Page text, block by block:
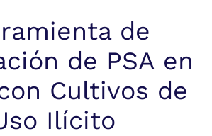
de
de PSA en
Cultivos de
Ilícito